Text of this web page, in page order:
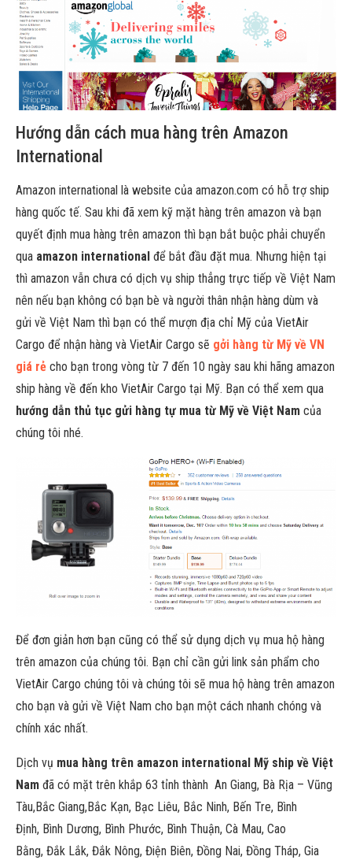
Hướng dẫn cách mua hàng trên Amazon
International
Amazon international là website của amazon.com có hỗ trợ ship
hàng quốc tế. Sau khi đã xem kỹ mặt hàng trên amazon và bạn
quyết định mua hàng trên amazon thì bạn bắt buộc phải chuyển
qua amazon international để bắt đầu đặt mua. Nhưng hiện tại
thì amazon vẫn chưa có dịch vụ ship thẳng trực tiếp về Việt Nam
nên nếu bạn không có bạn bè và người thân nhận hàng dùm và
gửi về Việt Nam thì bạn có thể mượn địa chỉ Mỹ của VietAir
Cargo để nhận hàng và VietAir Cargo sẽ gởi hàng từ Mỹ về VN
giá rẻ cho bạn trong vòng từ 7 đến 10 ngày sau khi hãng amazon
ship hàng về đến kho VietAir Cargo tại Mỹ. Bạn có thể xem qua
hướng dẫn thủ tục gửi hàng tự mua từ Mỹ về Việt Nam của
chúng tôi nhé.
Để đơn giản hơn bạn cũng có thể sử dụng dịch vụ mua hộ hàng
trên amazon của chúng tôi. Bạn chỉ cần gửi link sản phẩm cho
VietAir Cargo chúng tôi và chúng tôi sẽ mua hộ hàng trên amazon
cho bạn và gửi về Việt Nam cho bạn một cách nhanh chóng và
chính xác nhất.
Dịch vụ mua hàng trên amazon international Mỹ ship về Việt
Nam đã có mặt trên khắp 63 tỉnh thành An Giang, Bà Rịa – Vũng
Tàu,Bắc Giang,Bắc Kạn, Bạc Liêu, Bắc Ninh, Bến Tre, Bình
Định, Bình Dương, Bình Phước, Bình Thuận, Cà Mau, Cao
Bằng, Đắk Lắk, Đắk Nông, Điện Biên, Đồng Nai, Đồng Tháp, Gia